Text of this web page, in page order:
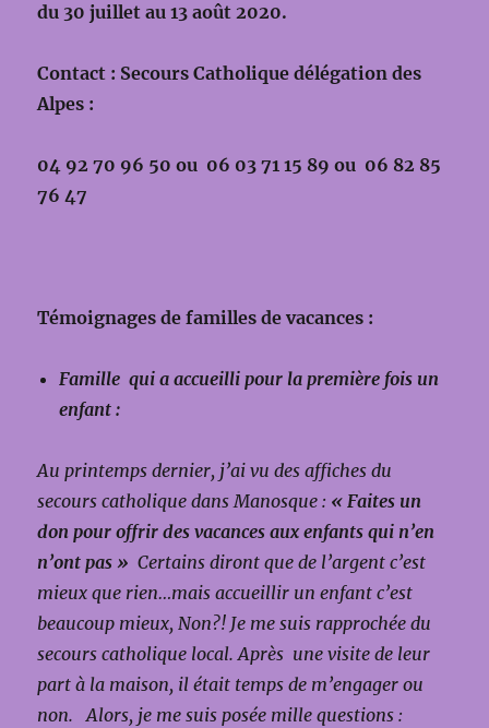
du 30 juillet au 13 août 2020.
Contact : Secours Catholique délégation des
Alpes :
04 92 70 96 50 ou 06 03 71 15 89 ou 06 82 85
76 47
Témoignages de familles de vacances :
Famille qui a accueilli pour la première fois un
enfant :
Au printemps dernier, j’ai vu des affiches du
secours catholique dans Manosque : « Faites un
don pour offrir des vacances aux enfants qui n’en
n’ont pas » Certains diront que de l’argent c’est
mieux que rien…mais accueillir un enfant c’est
beaucoup mieux, Non?! Je me suis rapprochée du
secours catholique local. Après une visite de leur
part à la maison, il était temps de m’engager ou
non. Alors, je me suis posée mille questions :